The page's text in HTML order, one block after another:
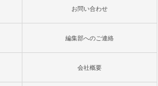
お問い合わせ
編集部へのご連絡
会社概要